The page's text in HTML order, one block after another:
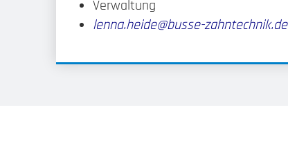
Verwaltung
lenna.heide@busse-zahntechnik.de